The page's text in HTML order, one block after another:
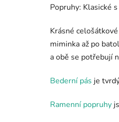
Popruhy: Klasické
Krásné
miminka až po
a obě se potřebují
Bederní pás je
Ramenní popruhy